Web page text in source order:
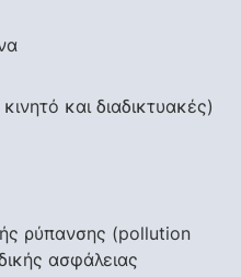
και διαδικτυακές)
ρύπανσης (pollution
ασφάλειας